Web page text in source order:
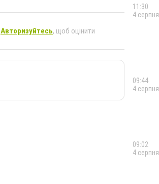
Авторизуйтесь, щоб оцінити
11:30
4 серпня
09:44
4 серпня
09:02
4 серпня